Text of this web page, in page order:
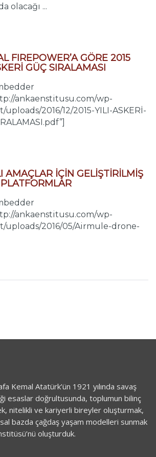
olacağı ...
FIREPOWER’A GÖRE 2015
GÜÇ SIRALAMASI
ankaenstitusu.com/wp-
2016/12/2015-YILI-ASKERİ-
AMAÇLAR İÇİN GELİŞTİRİLMİŞ
ankaenstitusu.com/wp-
uploads/2016/05/Airmule-drone-
Kemal Atatürk’ün 1921 yılında savaş
esaslar doğrultusunda, toplumun bilinç
nitelikli ve kariyerli bireyler oluşturmak,
bazda çağdaş yaşam modelleri sunmak
oluşturduk.